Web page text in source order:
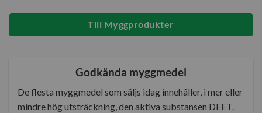
Till Myggprodukter
Godkända myggmedel
De flesta myggmedel som säljs idag innehåller, i mer eller
mindre hög utsträckning, den aktiva substansen DEET.